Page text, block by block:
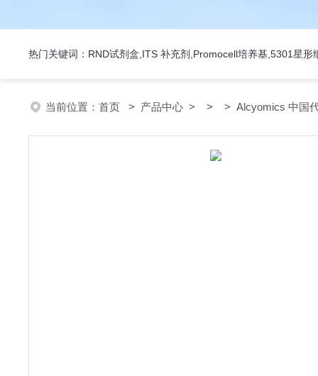
热门关键词：RND试剂盒,ITS 补充剂,Promocell培养基,5301星形
当前位置： 首页 > 产品中心 > > > Alcyomics 中国